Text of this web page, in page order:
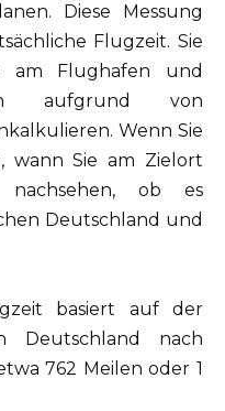
Diese Messung
Flugzeit. Sie
am Flughafen und
aufgrund von
Wenn Sie
wann Sie am Zielort
nachsehen, ob es
Deutschland und
basiert auf der
Deutschland nach
762 Meilen oder 1